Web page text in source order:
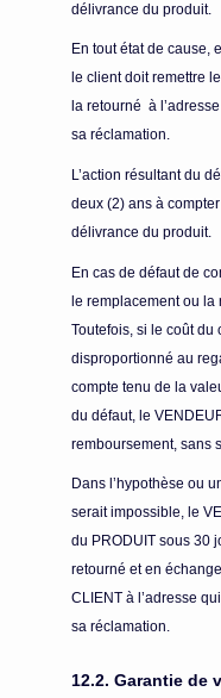
délivrance du produit.
En tout état de cause,
le client doit remettre
la retourné à
sa réclamation.
L’action résultant du
deux (2) ans à
délivrance du produit.
En cas de défaut de
le remplacement ou la
Toutefois, si le coût du
disproportionné au
compte tenu de la
du défaut, le
remboursement, sans
Dans l’hypothèse ou
serait impossible, le
du PRODUIT sous 30
retourné et en
CLIENT à l’adresse
sa réclamation.
12.2. Garantie de